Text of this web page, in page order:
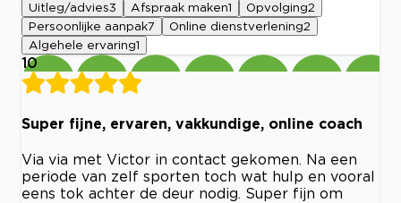
Uitleg/advies3 Afspraak maken1 Opvolging2
Persoonlijke aanpak7 Online dienstverlening2
Algehele ervaring1
10
Super fijne, ervaren, vakkundige, online coach
Via via met Victor in contact gekomen. Na een
periode van zelf sporten toch wat hulp en vooral
eens tok achter de deur nodig. Super fijn om